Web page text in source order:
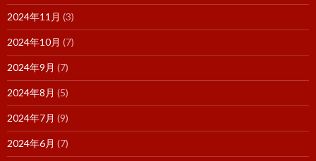
2024年11月 (3)
2024年10月 (7)
2024年9月 (7)
2024年8月 (5)
2024年7月 (9)
2024年6月 (7)